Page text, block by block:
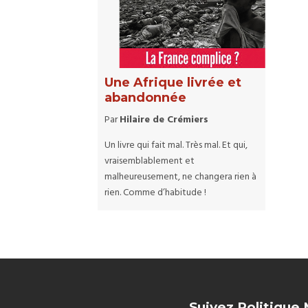
Une Afrique livrée et
abandonnée
ParHilaire de Crémiers
Un livre qui fait mal. Très mal. Et qui,
vraisemblablement et
malheureusement, ne changera rien à
rien. Comme d’habitude !